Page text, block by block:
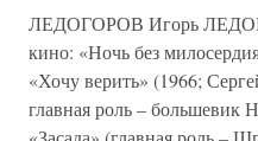
ЛЕДОГОРОВ Игорь
кино: «Ночь без
«Хочу верить» (1966;
главная роль – большевик